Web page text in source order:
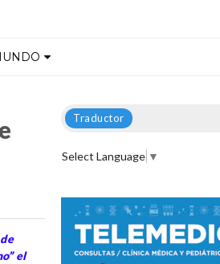
el
Traductor
Select Language ▼